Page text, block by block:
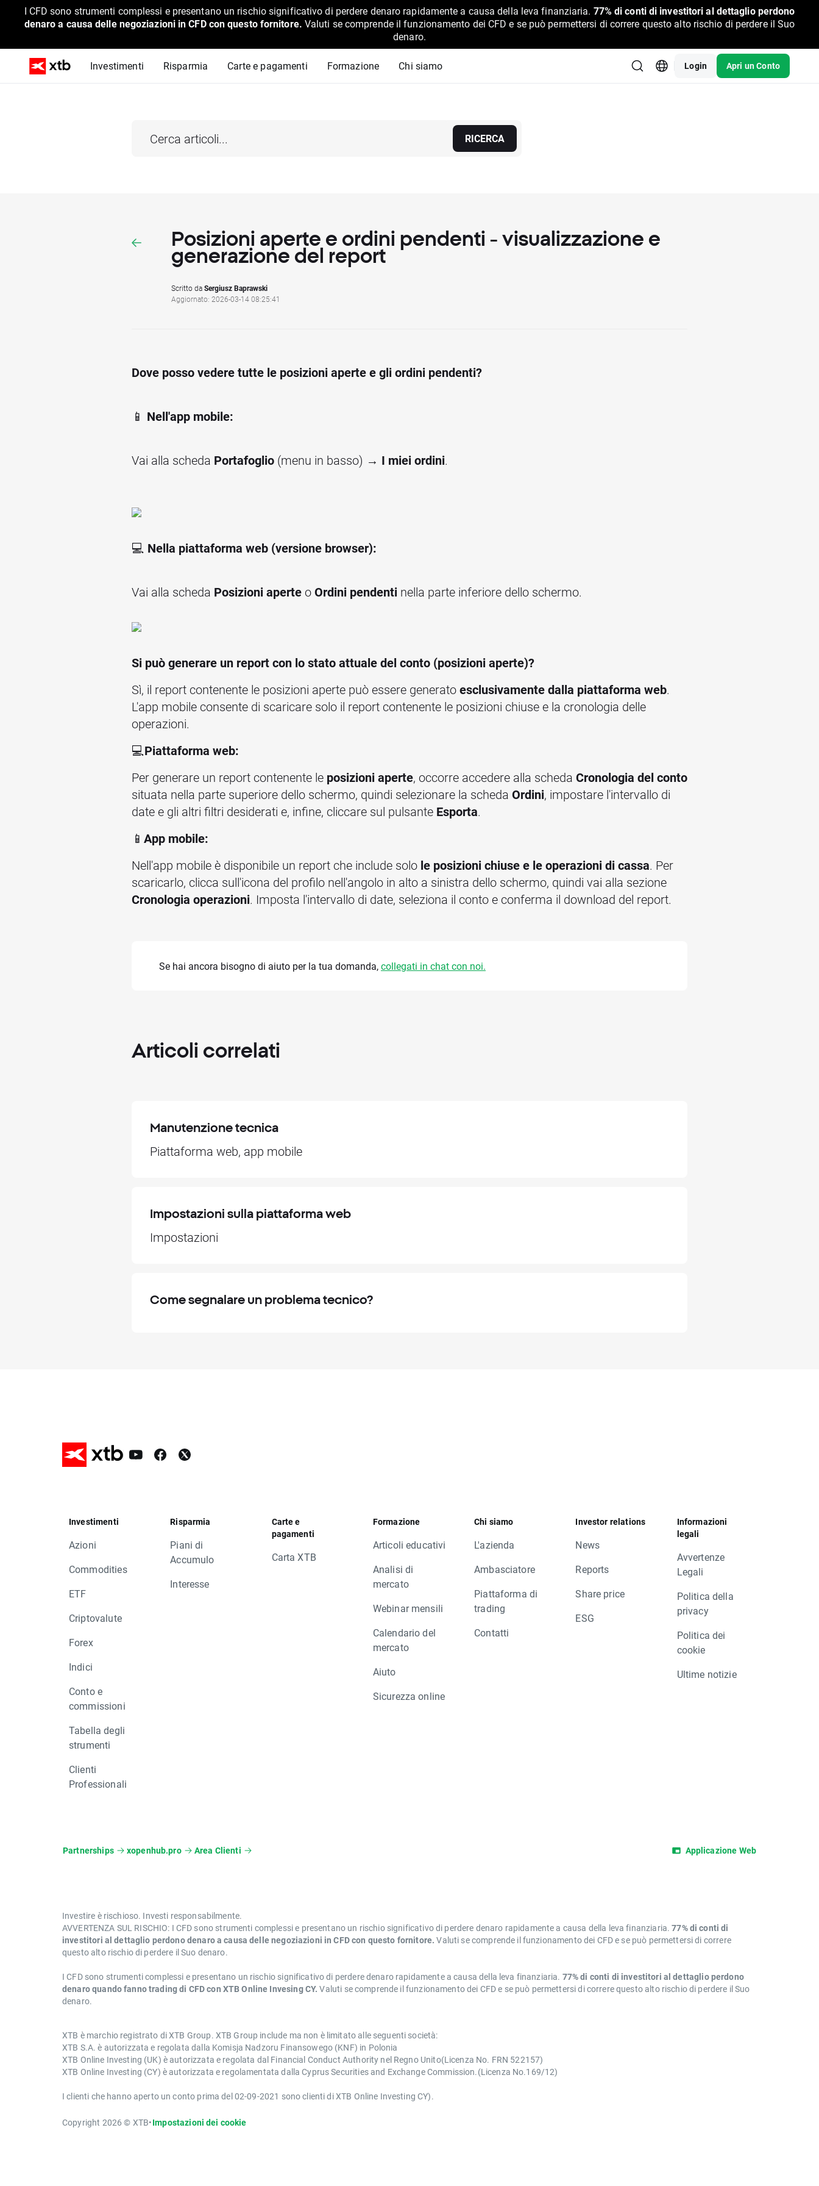
I CFD sono strumenti complessi e presentano un rischio significativo di perdere denaro rapidamente a causa della leva finanziaria. 77% di conti di investitori al dettaglio perdono
denaro a causa delle negoziazioni in CFD con questo fornitore. Valuti se comprende il funzionamento dei CFD e se può permettersi di correre questo alto rischio di perdere il Suo
denaro.
Investimenti Risparmia Carte e pagamenti Formazione Chi siamo Login Apri un Conto
RICERCA
Posizioni aperte e ordini pendenti - visualizzazione e
generazione del report
Scritto daSergiusz Baprawski
Aggiornato: 2026-03-14 08:25:41
Dove posso vedere tutte le posizioni aperte e gli ordini pendenti?
📱 Nell'app mobile:
Vai alla scheda Portafoglio (menu in basso) → I miei ordini.
💻 Nella piattaforma web (versione browser):
Vai alla scheda Posizioni aperteoOrdini pendenti nella parte inferiore dello schermo.
Si può generare un report con lo stato attuale del conto (posizioni aperte)?
Sì, il report contenente le posizioni aperte può essere generatoesclusivamente dalla piattaforma web.
L'app mobile consente di scaricare solo il report contenente le posizioni chiuse e la cronologia delle
operazioni.
💻Piattaforma web:
Per generare un report contenente le posizioni aperte, occorre accedere alla scheda Cronologia del conto
situata nella parte superiore dello schermo, quindi selezionare la scheda Ordini, impostare l'intervallo di
date e gli altri filtri desiderati e, infine, cliccare sul pulsante Esporta.
📱 App mobile:
Nell'app mobile è disponibile un report che include solo le posizioni chiuse e le operazioni di cassa. Per
scaricarlo, clicca sull'icona del profilo nell'angolo in alto a sinistra dello schermo, quindi vai alla sezione
Cronologia operazioni. Imposta l'intervallo di date, seleziona il conto e conferma il download del report.
Se hai ancora bisogno di aiuto per la tua domanda,collegati in chat con noi.
Articoli correlati
Manutenzione tecnica
Piattaforma web, app mobile
Impostazioni sulla piattaforma web
Impostazioni
Come segnalare un problema tecnico?
Investimenti
Azioni
Commodities
ETF
Criptovalute
Forex
Indici
Conto e
commissioni
Tabella degli
strumenti
Clienti
Professionali
Risparmia
Piani di
Accumulo
Interesse
Carte e
pagamenti
Carta XTB
Formazione
Articoli educativi
Analisi di
mercato
Webinar mensili
Calendario del
mercato
Aiuto
Sicurezza online
Chi siamo
L'azienda
Ambasciatore
Piattaforma di
trading
Contatti
Investor relations
News
Reports
Share price
ESG
Informazioni
legali
Avvertenze
Legali
Politica della
privacy
Politica dei
cookie
Ultime notizie
Partnerships xopenhub.pro Area Clienti Applicazione Web
Investire è rischioso. Investi responsabilmente.
AVVERTENZA SUL RISCHIO: I CFD sono strumenti complessi e presentano un rischio significativo di perdere denaro rapidamente a causa della leva finanziaria.77% di conti di
investitori al dettaglio perdono denaro a causa delle negoziazioni in CFD con questo fornitore. Valuti se comprende il funzionamento dei CFD e se può permettersi di correre
questo alto rischio di perdere il Suo denaro.
I CFD sono strumenti complessi e presentano un rischio significativo di perdere denaro rapidamente a causa della leva finanziaria. 77% di conti di investitori al dettaglio perdono
denaro quando fanno trading di CFD con XTB Online Invesing CY. Valuti se comprende il funzionamento dei CFD e se può permettersi di correre questo alto rischio di perdere il Suo
denaro.
XTB è marchio registrato di XTB Group. XTB Group include ma non è limitato alle seguenti società:
XTB S.A. è autorizzata e regolata dalla Komisja Nadzoru Finansowego (KNF) in Polonia
XTB Online Investing (UK) è autorizzata e regolata dal Financial Conduct Authority nel Regno Unito(Licenza No. FRN 522157)
XTB Online Investing (CY) è autorizzata e regolamentata dalla Cyprus Securities and Exchange Commission.(Licenza No.169/12)
I clienti che hanno aperto un conto prima del 02-09-2021 sono clienti di XTB Online Investing CY).
Copyright 2026 © XTB•Impostazioni dei cookie